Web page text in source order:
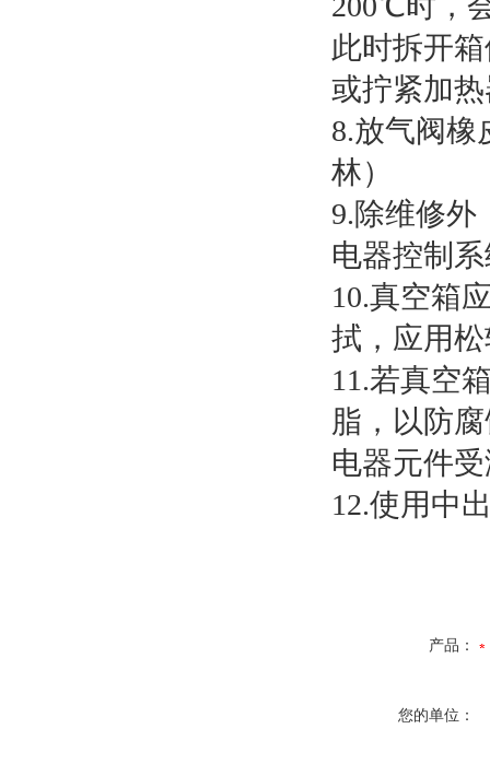
此时拆开
或拧紧加
8.放气阀橡
林）
9.除维修外
电器控制
10.真空箱
拭，应用
11.若真空
脂，以防
电器元件
12.使用中
产品：
您的单位：